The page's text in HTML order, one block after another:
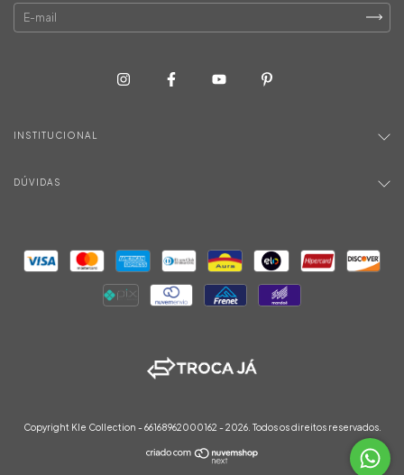
INSTITUCIONAL
DÚVIDAS
Copyright Kle Collection - 66168962000162 - 2026. Todos os direitos reservados.